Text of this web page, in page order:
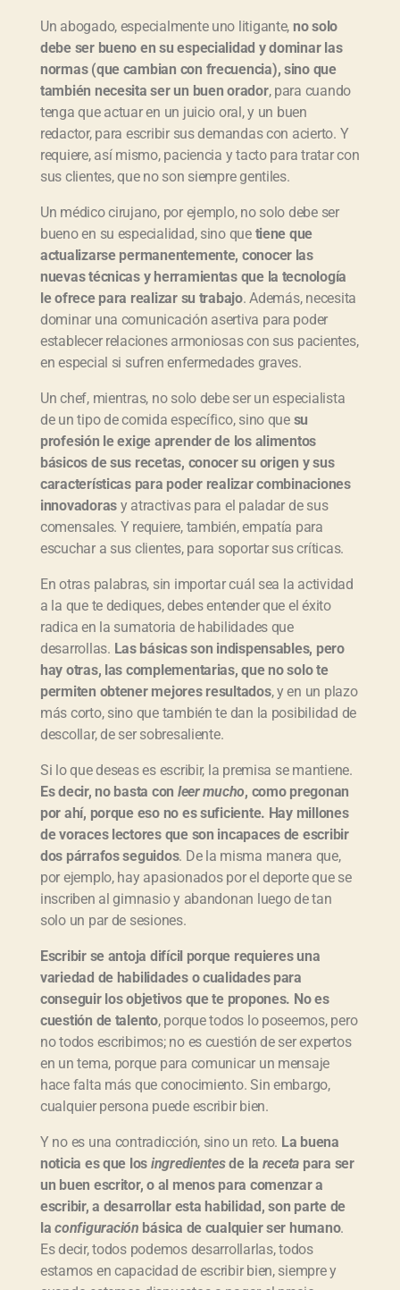
Un abogado, especialmente uno litigante, no solo
debe ser bueno en su especialidad y dominar las
normas (que cambian con frecuencia), sino que
también necesita ser un buen orador, para cuando
tenga que actuar en un juicio oral, y un buen
redactor, para escribir sus demandas con acierto. Y
requiere, así mismo, paciencia y tacto para tratar con
sus clientes, que no son siempre gentiles.
Un médico cirujano, por ejemplo, no solo debe ser
bueno en su especialidad, sino que tiene que
actualizarse permanentemente, conocer las
nuevas técnicas y herramientas que la tecnología
le ofrece para realizar su trabajo. Además, necesita
dominar una comunicación asertiva para poder
establecer relaciones armoniosas con sus pacientes,
en especial si sufren enfermedades graves.
Un chef, mientras, no solo debe ser un especialista
de un tipo de comida específico, sino que su
profesión le exige aprender de los alimentos
básicos de sus recetas, conocer su origen y sus
características para poder realizar combinaciones
innovadoras y atractivas para el paladar de sus
comensales. Y requiere, también, empatía para
escuchar a sus clientes, para soportar sus críticas.
En otras palabras, sin importar cuál sea la actividad
a la que te dediques, debes entender que el éxito
radica en la sumatoria de habilidades que
desarrollas. Las básicas son indispensables, pero
hay otras, las complementarias, que no solo te
permiten obtener mejores resultados, y en un plazo
más corto, sino que también te dan la posibilidad de
descollar, de ser sobresaliente.
Si lo que deseas es escribir, la premisa se mantiene.
Es decir, no basta con leer mucho, como pregonan
por ahí, porque eso no es suficiente. Hay millones
de voraces lectores que son incapaces de escribir
dos párrafos seguidos. De la misma manera que,
por ejemplo, hay apasionados por el deporte que se
inscriben al gimnasio y abandonan luego de tan
solo un par de sesiones.
Escribir se antoja difícil porque requieres una
variedad de habilidades o cualidades para
conseguir los objetivos que te propones. No es
cuestión de talento, porque todos lo poseemos, pero
no todos escribimos; no es cuestión de ser expertos
en un tema, porque para comunicar un mensaje
hace falta más que conocimiento. Sin embargo,
cualquier persona puede escribir bien.
Y no es una contradicción, sino un reto. La buena
noticia es que los ingredientesde la receta para ser
un buen escritor, o al menos para comenzar a
escribir, a desarrollar esta habilidad, son parte de
laconfiguración básica de cualquier ser humano.
Es decir, todos podemos desarrollarlas, todos
estamos en capacidad de escribir bien, siempre y